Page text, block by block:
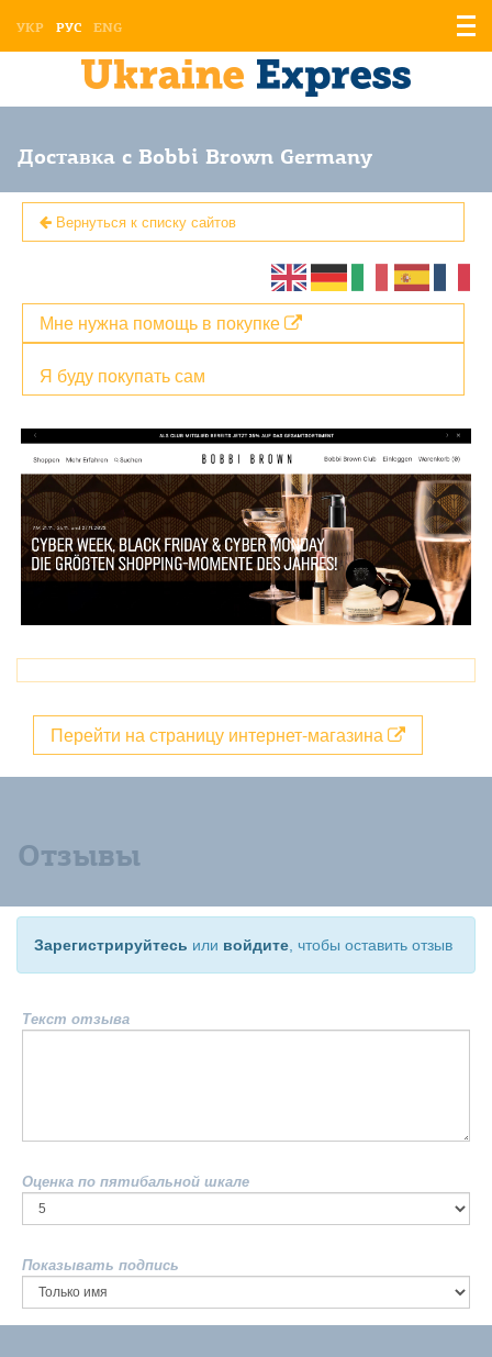
УКР РУС ENG
Доставка с Bobbi Brown Germany
Вернуться к списку сайтов
Я буду покупать сам
Мне нужна помощь в покупке
Перейти на страницу интернет-магазина
Отзывы
Зарегистрируйтесь или войдите , чтобы оставить отзыв
Текст отзыва
Оценка по пятибальной шкале
Показывать подпись